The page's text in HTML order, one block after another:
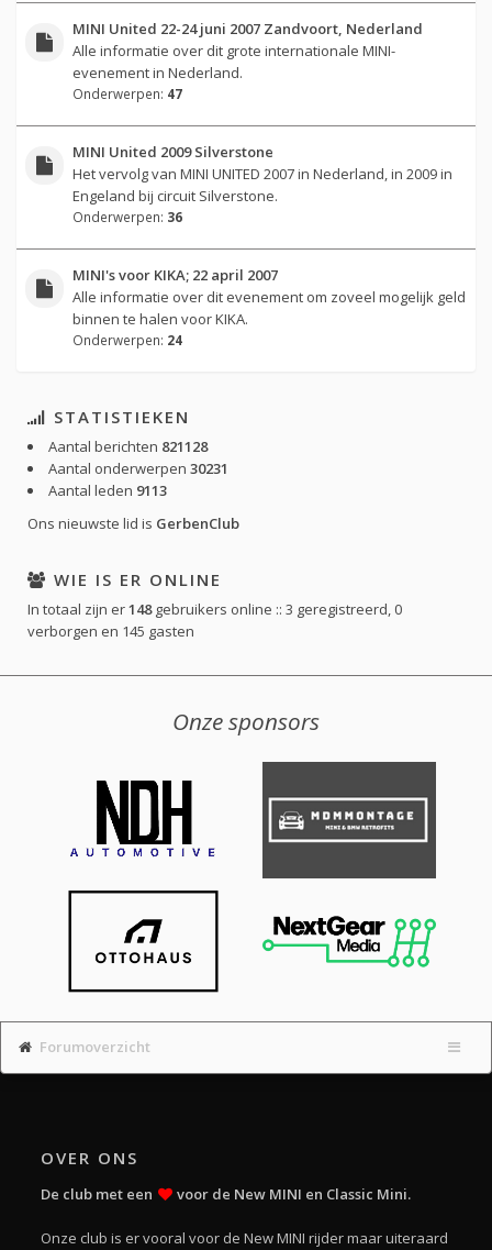
MINI United 22-24 juni 2007 Zandvoort, Nederland
Alle informatie over dit grote internationale MINI-
evenement in Nederland.
Onderwerpen: 47
MINI United 2009 Silverstone
Het vervolg van MINI UNITED 2007 in Nederland, in 2009 in
Engeland bij circuit Silverstone.
Onderwerpen: 36
MINI's voor KIKA; 22 april 2007
Alle informatie over dit evenement om zoveel mogelijk geld
binnen te halen voor KIKA.
Onderwerpen: 24
STATISTIEKEN
Aantal berichten 821128
Aantal onderwerpen 30231
Aantal leden 9113
Ons nieuwste lid is GerbenClub
WIE IS ER ONLINE
In totaal zijn er148gebruikers online :: 3 geregistreerd, 0
verborgen en 145 gasten
Onze sponsors
Forumoverzicht
OVER ONS
De club met een voor de New MINI en Classic Mini.
Onze club is er vooral voor de New MINI rijder maar uiteraard